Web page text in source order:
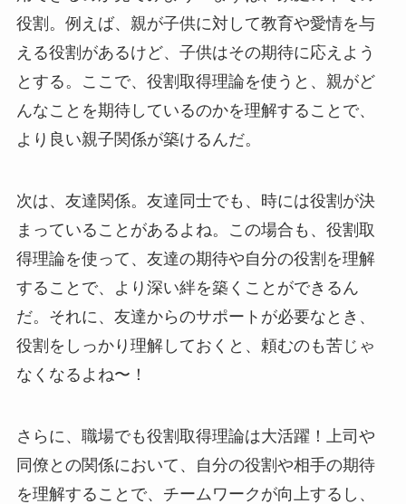
役割。例えば、親が子供に対して教育や愛情を与
える役割があるけど、子供はその期待に応えよう
とする。ここで、役割取得理論を使うと、親がど
んなことを期待しているのかを理解することで、
より良い親子関係が築けるんだ。
次は、友達関係。友達同士でも、時には役割が決
まっていることがあるよね。この場合も、役割取
得理論を使って、友達の期待や自分の役割を理解
することで、より深い絆を築くことができるん
だ。それに、友達からのサポートが必要なとき、
役割をしっかり理解しておくと、頼むのも苦じゃ
なくなるよね〜！
さらに、職場でも役割取得理論は大活躍！上司や
同僚との関係において、自分の役割や相手の期待
を理解することで、チームワークが向上するし、